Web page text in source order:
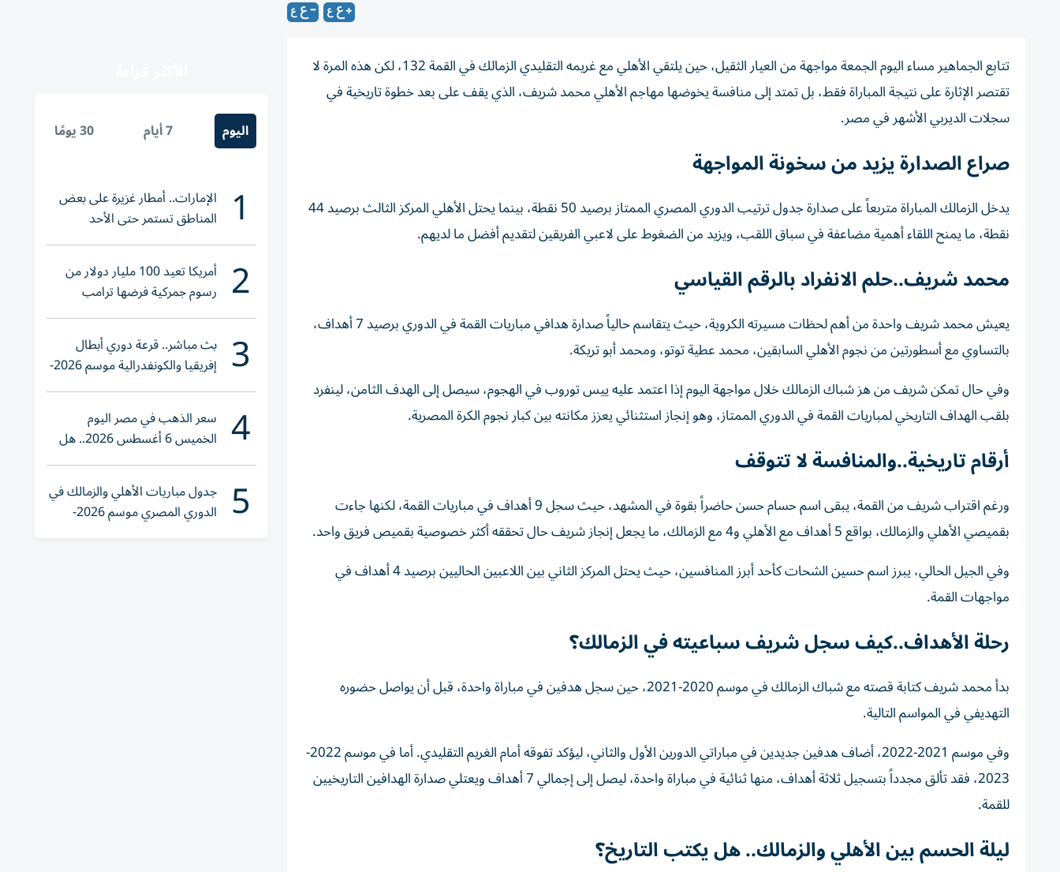
تتابع الجماهير مساء اليوم الجمعة مواجهة من العيار الثقيل، حين يلتقي الأهلي مع غريمه التقليدي الزمالك في القمة 132، لكن هذه المرة لا
تقتصر الإثارة على نتيجة المباراة فقط، بل تمتد إلى منافسة يخوضها مهاجم الأهلي محمد شريف، الذي يقف على بعد خطوة تاريخية في
سجلات الديربي الأشهر في مصر.
صراع الصدارة يزيد من سخونة المواجهة
يدخل الزمالك المباراة متربعاً على صدارة جدول ترتيب الدوري المصري الممتاز برصيد 50 نقطة، بينما يحتل الأهلي المركز الثالث برصيد 44
نقطة، ما يمنح اللقاء أهمية مضاعفة في سباق اللقب، ويزيد من الضغوط على لاعبي الفريقين لتقديم أفضل ما لديهم.
محمد شريف..حلم الانفراد بالرقم القياسي
يعيش محمد شريف واحدة من أهم لحظات مسيرته الكروية، حيث يتقاسم حالياً صدارة هدافي مباريات القمة في الدوري برصيد 7 أهداف،
بالتساوي مع أسطورتين من نجوم الأهلي السابقين، محمد عطية توتو، ومحمد أبو تريكة.
وفي حال تمكن شريف من هز شباك الزمالك خلال مواجهة اليوم إذا اعتمد عليه ييس توروب في الهجوم، سيصل إلى الهدف الثامن، لينفرد
بلقب الهداف التاريخي لمباريات القمة في الدوري الممتاز، وهو إنجاز استثنائي يعزز مكانته بين كبار نجوم الكرة المصرية.
أرقام تاريخية..والمنافسة لا تتوقف
ورغم اقتراب شريف من القمة، يبقى اسم حسام حسن حاضراً بقوة في المشهد، حيث سجل 9 أهداف في مباريات القمة، لكنها جاءت
بقميصي الأهلي والزمالك، بواقع 5 أهداف مع الأهلي و4 مع الزمالك، ما يجعل إنجاز شريف حال تحققه أكثر خصوصية بقميص فريق واحد.
وفي الجيل الحالي، يبرز اسم حسين الشحات كأحد أبرز المنافسين، حيث يحتل المركز الثاني بين اللاعبين الحاليين برصيد 4 أهداف في
مواجهات القمة.
رحلة الأهداف..كيف سجل شريف سباعيته في الزمالك؟
بدأ محمد شريف كتابة قصته مع شباك الزمالك في موسم 2020-2021، حين سجل هدفين في مباراة واحدة، قبل أن يواصل حضوره
التهديفي في المواسم التالية.
وفي موسم 2021-2022، أضاف هدفين جديدين في مباراتي الدورين الأول والثاني، ليؤكد تفوقه أمام الغريم التقليدي. أما في موسم 2022-
2023، فقد تألق مجدداً بتسجيل ثلاثة أهداف، منها ثنائية في مباراة واحدة، ليصل إلى إجمالي 7 أهداف ويعتلي صدارة الهدافين التاريخيين
للقمة.
ليلة الحسم بين الأهلي والزمالك.. هل يكتب التاريخ؟
اليوم 7 أيام 30 يومًا
1 الإمارات.. أمطار غزيرة على بعض
المناطق تستمر حتى الأحد
2 أمريكا تعيد 100 مليار دولار من
رسوم جمركية فرضها ترامب
3 بث مباشر.. قرعة دوري أبطال
إفريقيا والكونفدرالية موسم 2026-
2027
4 سعر الذهب في مصر اليوم
الخميس 6 أغسطس 2026.. هل
تنوي الشراء؟
5 جدول مباريات الأهلي والزمالك في
الدوري المصري موسم 2026-